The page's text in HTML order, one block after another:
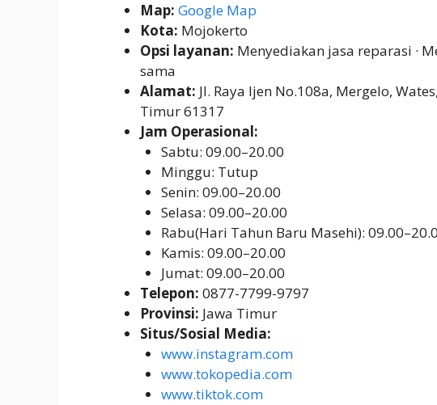
Map: Google Map
Kota: Mojokerto
Opsi layanan: Menyediakan jasa reparasi ·
sama
Alamat: Jl. Raya Ijen No.108a, Mergelo,
Timur 61317
Jam Operasional:
Sabtu: 09.00–20.00
Minggu: Tutup
Senin: 09.00–20.00
Selasa: 09.00–20.00
Rabu(Hari Tahun Baru Masehi):
Kamis: 09.00–20.00
Jumat: 09.00–20.00
Telepon: 0877-7799-9797
Provinsi: Jawa Timur
Situs/Sosial Media:
www.instagram.com
www.tokopedia.com
www.tiktok.com